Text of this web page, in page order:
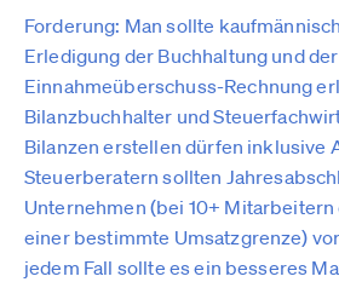
Forderung: Man sollte
Erledigung der Buchhaltung und der
Einnahmeüberschuss-Rechnung
Bilanzbuchhalter und
Bilanzen erstellen dürfen inklusive
Steuerberatern sollten
Unternehmen (bei 10+
einer bestimmte Umsatzgrenze)
jedem Fall sollte es ein besseres